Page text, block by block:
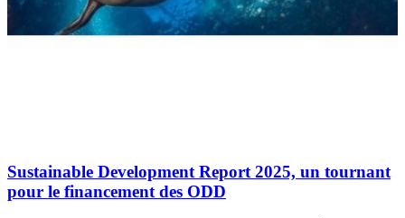
Sustainable Development Report 2025, un tournant
pour le financement des ODD